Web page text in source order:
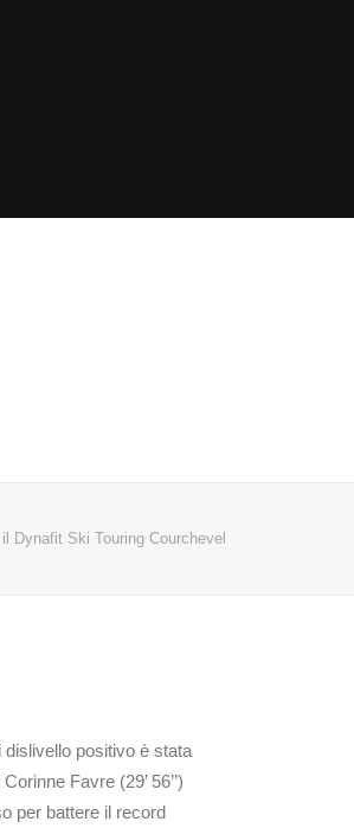
Dynafit Ski Touring Courchevel
positivo è stata
Favre (29’ 56’’)
per battere il record